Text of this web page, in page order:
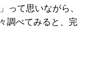
って思いながら、
調べてみると、完